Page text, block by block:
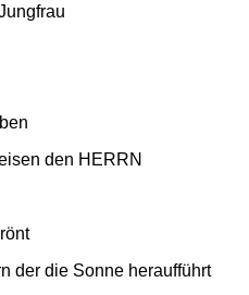
den HERRN
der die Sonne heraufführt